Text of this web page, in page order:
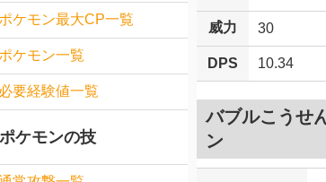
威力 30
DPS 10.34
バブルこうせ
ン
ポケモン最大CP一覧
ポケモン一覧
必要経験値一覧
ポケモンの技